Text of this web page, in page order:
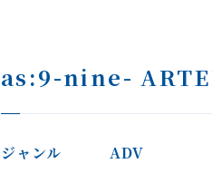
as:9-nine-
ジャンル
ADV